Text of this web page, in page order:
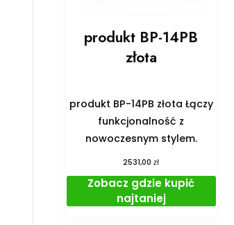
produkt BP-14PB
złota
produkt BP-14PB złota Łączy
funkcjonalność z
nowoczesnym stylem.
2531,00zł
Zobacz gdzie kupić
najtaniej